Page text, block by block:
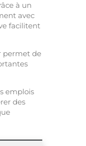
à un
avec
facilitent
permet de
emplois
des